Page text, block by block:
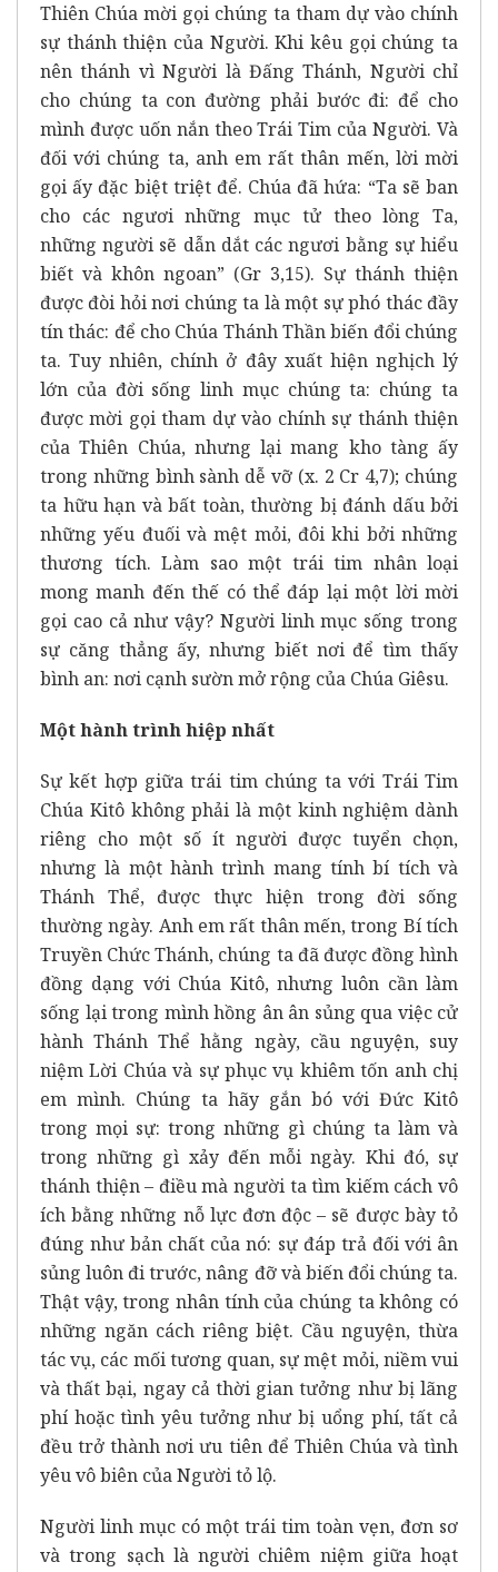
Thiên Chúa mời gọi chúng ta tham dự vào chính
sự thánh thiện của Người. Khi kêu gọi chúng ta
nên thánh vì Người là Đấng Thánh, Người chỉ
cho chúng ta con đường phải bước đi: để cho
mình được uốn nắn theo Trái Tim của Người. Và
đối với chúng ta, anh em rất thân mến, lời mời
gọi ấy đặc biệt triệt để. Chúa đã hứa: “Ta sẽ ban
cho các ngươi những mục tử theo lòng Ta,
những người sẽ dẫn dắt các ngươi bằng sự hiểu
biết và khôn ngoan” (Gr 3,15). Sự thánh thiện
được đòi hỏi nơi chúng ta là một sự phó thác đầy
tín thác: để cho Chúa Thánh Thần biến đổi chúng
ta. Tuy nhiên, chính ở đây xuất hiện nghịch lý
lớn của đời sống linh mục chúng ta: chúng ta
được mời gọi tham dự vào chính sự thánh thiện
của Thiên Chúa, nhưng lại mang kho tàng ấy
trong những bình sành dễ vỡ (x. 2 Cr 4,7); chúng
ta hữu hạn và bất toàn, thường bị đánh dấu bởi
những yếu đuối và mệt mỏi, đôi khi bởi những
thương tích. Làm sao một trái tim nhân loại
mong manh đến thế có thể đáp lại một lời mời
gọi cao cả như vậy? Người linh mục sống trong
sự căng thẳng ấy, nhưng biết nơi để tìm thấy
bình an: nơi cạnh sườn mở rộng của Chúa Giêsu.
Một hành trình hiệp nhất
Sự kết hợp giữa trái tim chúng ta với Trái Tim
Chúa Kitô không phải là một kinh nghiệm dành
riêng cho một số ít người được tuyển chọn,
nhưng là một hành trình mang tính bí tích và
Thánh Thể, được thực hiện trong đời sống
thường ngày. Anh em rất thân mến, trong Bí tích
Truyền Chức Thánh, chúng ta đã được đồng hình
đồng dạng với Chúa Kitô, nhưng luôn cần làm
sống lại trong mình hồng ân ân sủng qua việc cử
hành Thánh Thể hằng ngày, cầu nguyện, suy
niệm Lời Chúa và sự phục vụ khiêm tốn anh chị
em mình. Chúng ta hãy gắn bó với Đức Kitô
trong mọi sự: trong những gì chúng ta làm và
trong những gì xảy đến mỗi ngày. Khi đó, sự
thánh thiện – điều mà người ta tìm kiếm cách vô
ích bằng những nỗ lực đơn độc – sẽ được bày tỏ
đúng như bản chất của nó: sự đáp trả đối với ân
sủng luôn đi trước, nâng đỡ và biến đổi chúng ta.
Thật vậy, trong nhân tính của chúng ta không có
những ngăn cách riêng biệt. Cầu nguyện, thừa
tác vụ, các mối tương quan, sự mệt mỏi, niềm vui
và thất bại, ngay cả thời gian tưởng như bị lãng
phí hoặc tình yêu tưởng như bị uổng phí, tất cả
đều trở thành nơi ưu tiên để Thiên Chúa và tình
yêu vô biên của Người tỏ lộ.
Người linh mục có một trái tim toàn vẹn, đơn sơ
và trong sạch là người chiêm niệm giữa hoạt